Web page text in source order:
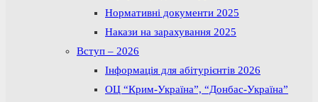
Нормативні документи 2025
Накази на зарахування 2025
Вступ – 2026
Інформація для абітурієнтів 2026
ОЦ “Крим-Україна”, “Донбас-Україна”